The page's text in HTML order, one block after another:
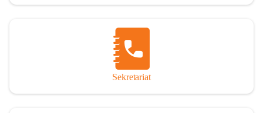
Sekretariat